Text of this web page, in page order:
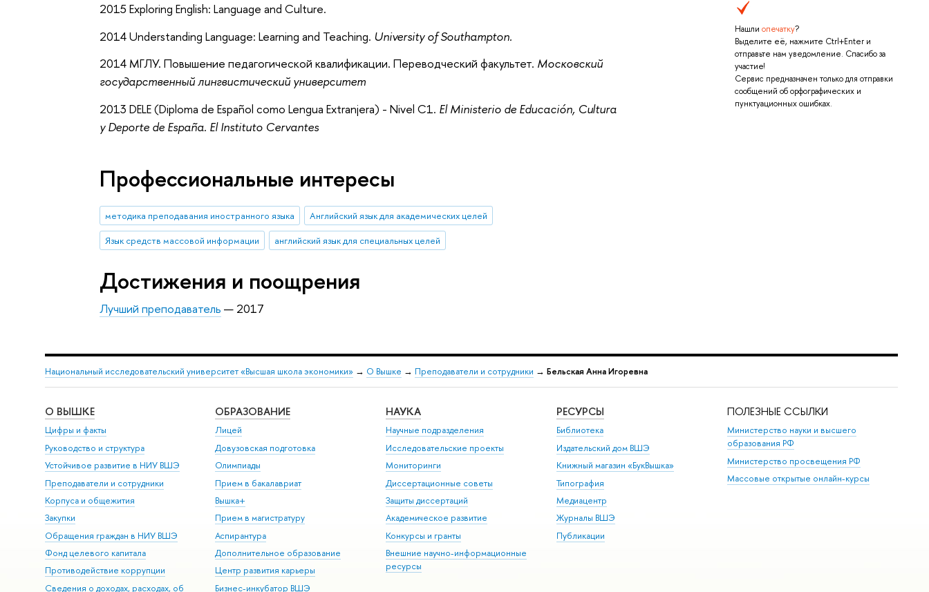
Нашли опечатку?
Выделите её, нажмите Ctrl+Enter и
отправьте нам уведомление. Спасибо за
участие!
Сервис предназначен только для отправки
сообщений об орфографических и
пунктуационных ошибках.
2015 Exploring English: Language and Culture.
2014 Understanding Language: Learning and Teaching. University of Southampton.
2014 МГЛУ. Повышение педагогической квалификации. Переводческий факультет. Московский
государственный лингвистический университет
2013 DELE (Diploma de Español como Lengua Extranjera) - Nivel C1. El Ministerio de Educación, Cultura
y Deporte de España. El Instituto Cervantes
Профессиональные интересы
методика преподавания иностранного языка
Английский язык для академических целей
Язык средств массовой информации
английский язык для специальных целей
Достижения и поощрения
Лучший преподаватель — 2017
Национальный исследовательский университет «Высшая школа экономики» → О Вышке → Преподаватели и сотрудники → Бельская Анна Игоревна
О ВЫШКЕ
Цифры и факты
Руководство и структура
Устойчивое развитие в НИУ ВШЭ
Преподаватели и сотрудники
Корпуса и общежития
Закупки
Обращения граждан в НИУ ВШЭ
Фонд целевого капитала
Противодействие коррупции
Сведения о доходах, расходах, об
ОБРАЗОВАНИЕ
Лицей
Довузовская подготовка
Олимпиады
Прием в бакалавриат
Вышка+
Прием в магистратуру
Аспирантура
Дополнительное образование
Центр развития карьеры
Бизнес-инкубатор ВШЭ
НАУКА
Научные подразделения
Исследовательские проекты
Мониторинги
Диссертационные советы
Защиты диссертаций
Академическое развитие
Конкурсы и гранты
Внешние научно-информационные
ресурсы
РЕСУРСЫ
Библиотека
Издательский дом ВШЭ
Книжный магазин «БукВышка»
Типография
Медиацентр
Журналы ВШЭ
Публикации
ПОЛЕЗНЫЕ ССЫЛКИ
Министерство науки и высшего
образования РФ
Министерство просвещения РФ
Массовые открытые онлайн-курсы